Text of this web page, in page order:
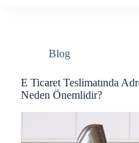
Blog
E Ticaret Teslimatında
Neden Önemlidir?